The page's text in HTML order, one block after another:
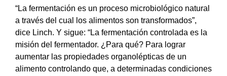
“La fermentación es un proceso microbiológico natural
a través del cual los alimentos son transformados”,
dice Linch. Y sigue: “La fermentación controlada es la
misión del fermentador. ¿Para qué? Para lograr
aumentar las propiedades organolépticas de un
alimento controlando que, a determinadas condiciones